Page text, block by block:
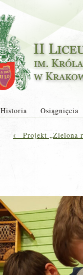
Historia Osiągnięcia
← Projekt „Zielona